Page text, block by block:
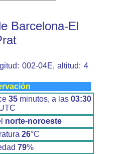
Barcelona-El
002-04E, altitud: 4
35minutos, a las 03:30
norte-noroeste
26°C
79%